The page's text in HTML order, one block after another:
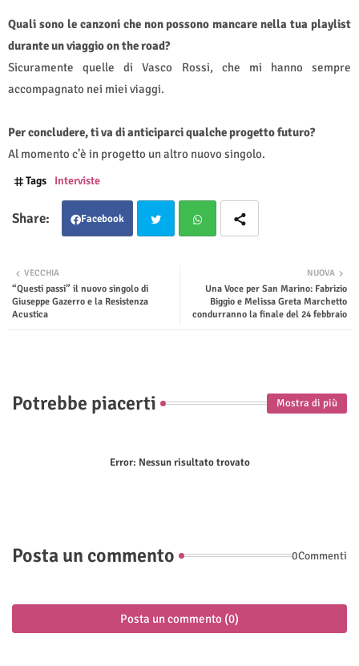
Quali sono le canzoni che non possono mancare nella tua playlist
durante un viaggio on the road?
Sicuramente quelle di Vasco Rossi, che mi hanno sempre
accompagnato nei miei viaggi.
Per concludere, ti va di anticiparci qualche progetto futuro?
Al momento c’è in progetto un altro nuovo singolo.
Tags Interviste
Facebook
tsap
NUOVA
Una Voce per San Marino: Fabrizio
Biggio e Melissa Greta Marchetto
condurranno la finale del 24 febbraio
VECCHIA
“Questi passi” il nuovo singolo di
Giuseppe Gazerro e la Resistenza
Acustica
Potrebbe piacerti Mostra di più
Error: Nessun risultato trovato
Posta un commento 0Commenti
Posta un commento (0)